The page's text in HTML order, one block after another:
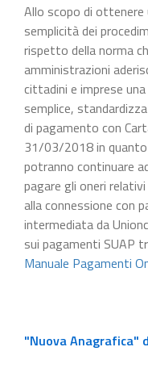
Allo scopo di
semplicità dei
rispetto della norma
amministrazioni
cittadini e imprese
semplice,
di pagamento con
31/03/2018 in
potranno continuare
pagare gli oneri
alla connessione con
intermediata da
sui pagamenti SUAP
Manuale Pagamenti
"Nuova Anagrafica"